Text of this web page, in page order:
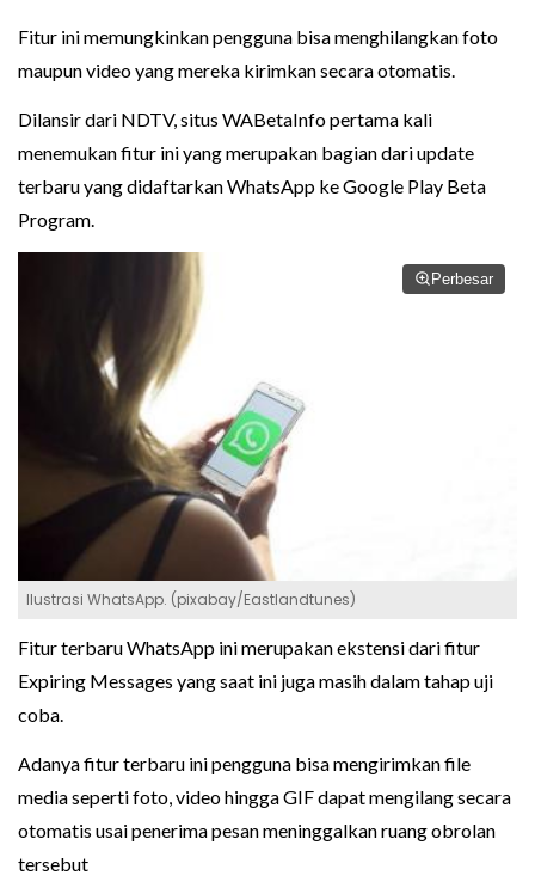
Fitur ini memungkinkan pengguna bisa menghilangkan foto
maupun video yang mereka kirimkan secara otomatis.
Dilansir dari NDTV, situs WABetaInfo pertama kali
menemukan fitur ini yang merupakan bagian dari update
terbaru yang didaftarkan WhatsApp ke Google Play Beta
Program.
Perbesar
Ilustrasi WhatsApp. (pixabay/Eastlandtunes)
Fitur terbaru WhatsApp ini merupakan ekstensi dari fitur
Expiring Messages yang saat ini juga masih dalam tahap uji
coba.
Adanya fitur terbaru ini pengguna bisa mengirimkan file
media seperti foto, video hingga GIF dapat mengilang secara
otomatis usai penerima pesan meninggalkan ruang obrolan
tersebut